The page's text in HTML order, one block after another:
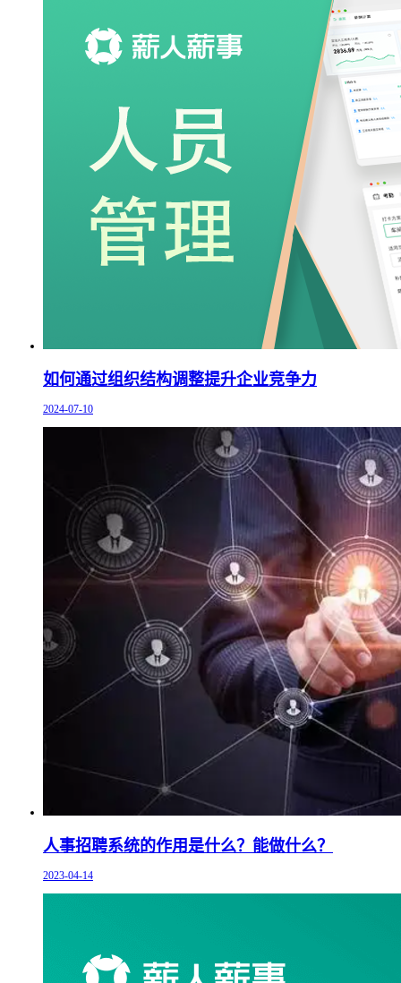
如何通过组织结构调整提升企业竞争力
2024-07-10
人事招聘系统的作用是什么？能做什么？
2023-04-14